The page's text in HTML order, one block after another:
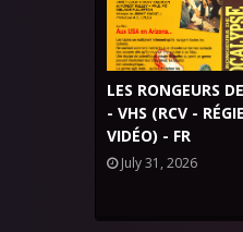
LES RONGEURS
- VHS (RCV -
VIDÉO) - FR
July 31, 2026